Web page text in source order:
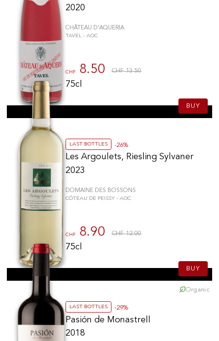
2020
CHÂTEAU D'AQUERIA
TAVEL - AOC
CHF 8.50 CHF 13.50
75cl
BUY
LAST BOTTLES -26%
Les Argoulets, Riesling Sylvaner
2023
DOMAINE DES BOSSONS
CÔTEAU DE PEISSY - AOC
CHF 8.90 CHF 12.00
75cl
BUY
LAST BOTTLES -29%
Pasión de Monastrell
2018
Organic